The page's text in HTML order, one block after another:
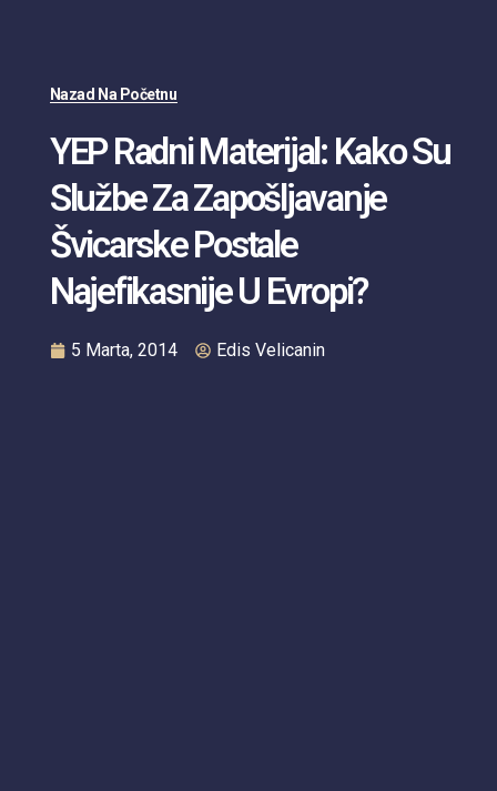
Nazad Na Početnu
YEP Radni Materijal: Kako Su
Službe Za Zapošljavanje
Švicarske Postale
Najefikasnije U Evropi?
5 Marta, 2014 Edis Velicanin